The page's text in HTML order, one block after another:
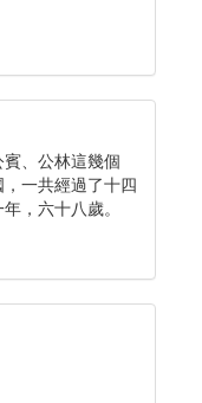
、公林這幾個
一共經過了十四
，六十八歲。